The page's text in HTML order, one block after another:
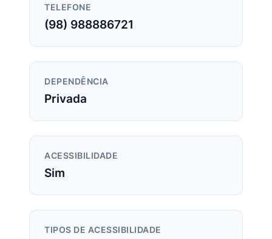
TELEFONE
(98) 988886721
DEPENDÊNCIA
Privada
ACESSIBILIDADE
Sim
TIPOS DE ACESSIBILIDADE